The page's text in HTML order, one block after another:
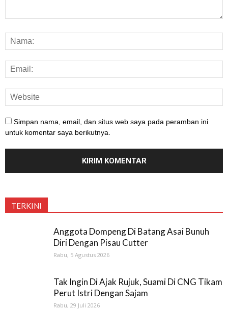
Simpan nama, email, dan situs web saya pada peramban ini
untuk komentar saya berikutnya.
TERKINI
Anggota Dompeng Di Batang Asai Bunuh
Diri Dengan Pisau Cutter
Rabu, 5 Agustus 2026
Tak Ingin Di Ajak Rujuk, Suami Di CNG Tikam
Perut Istri Dengan Sajam
Rabu, 29 Juli 2026